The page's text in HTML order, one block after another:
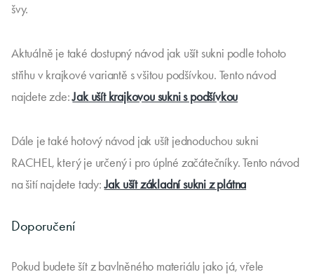
švy.
Aktuálně je také dostupný návod jak ušít sukni podle tohoto
střihu v krajkové variantě s všitou podšívkou. Tento návod
najdete zde:Jak ušít krajkovou sukni s podšívkou
Dále je také hotový návod jak ušít jednoduchou sukni
RACHEL, který je určený i pro úplné začátečníky. Tento návod
na šití najdete tady:Jak ušít základní sukni z plátna
Doporučení
Pokud budete šít z bavlněného materiálu jako já, vřele